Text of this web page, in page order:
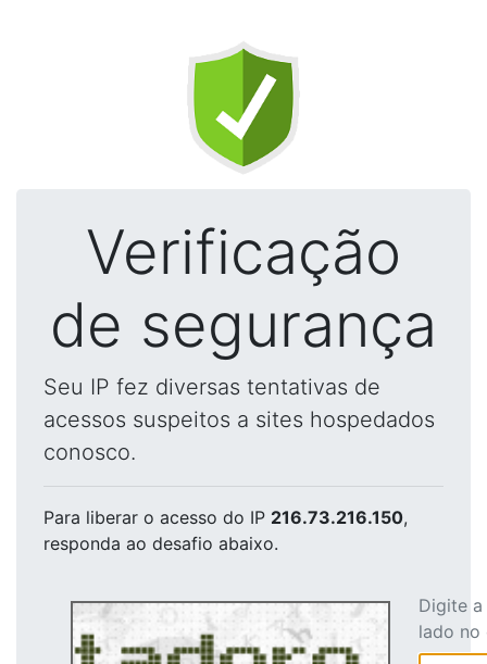
Verificação
de segurança
Seu IP fez diversas tentativas de
acessos suspeitos a sites hospedados
conosco.
Para liberar o acesso do IP 216.73.216.150,
responda ao desafio abaixo.
Digite
lado no